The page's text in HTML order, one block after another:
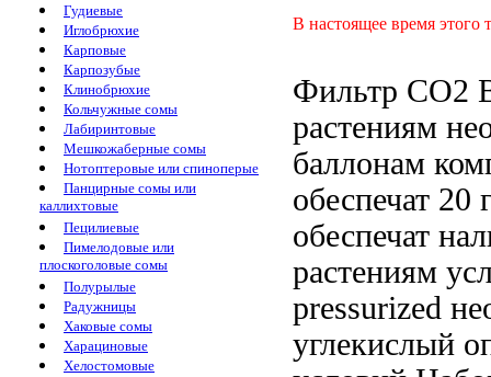
Гудиевые
Иглобрюхие
Карповые
Карпозубые
Клинобрюхие
Кольчужные сомы
Лабиринтовые
Мешкожаберные сомы
Нотоптеровые или спиноперые
Панцирные сомы или
каллихтовые
Пецилиевые
Пимелодовые или
плоскоголовые сомы
Полурылые
Радужницы
Хаковые сомы
Харациновые
Хелостомовые
В настоящее время этого
Фильтр СО2
растениям
баллонам
обеспечат 20
обеспечат
растениям
pressurized
углекислый